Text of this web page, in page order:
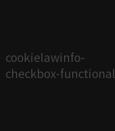
cookielawinfo-
checkbox-functional